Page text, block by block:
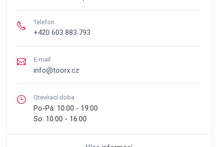
Telefon
+420 603 883 793
E-mail
info@toorx.cz
Otevírací doba
Po-Pá: 10:00 - 19:00
So: 10:00 - 16:00